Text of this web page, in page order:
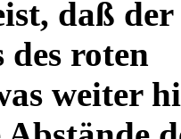
daß
roten
weiter